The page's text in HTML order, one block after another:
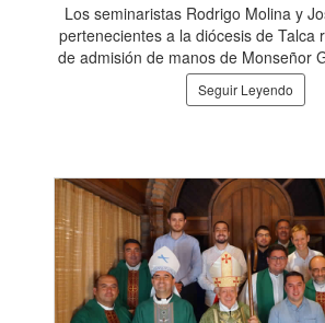
Los seminaristas Rodrigo Molina y
pertenecientes a la diócesis de Talca
de admisión de manos de Monseñor
Seguir Leyendo